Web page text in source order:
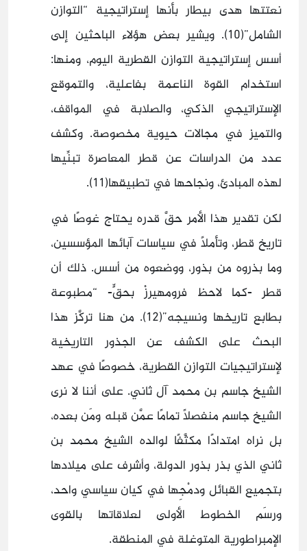
نعتتها هدى بيطار بأنها إستراتيجية “التوازن
الشامل”(10). ويشير بعض هؤلاء الباحثين إلى
أسس إستراتيجية التوازن القطرية اليوم، ومنها:
استخدام القوة الناعمة بفاعلية، والتموقع
الإستراتيجي الذكي، والصلابة في المواقف،
والتميز في مجالات حيوية مخصوصة. وكشف
عدد من الدراسات عن قطر المعاصرة تبنِّيها
لهذه المبادئ، ونجاحها في تطبيقها(11).
لكن تقدير هذا الأمر حقَّ قدره يحتاج غوصًا في
تاريخ قطر، وتأملًا في سياسات آبائها المؤسسين،
وما بذروه من بذور، ووضعوه من أسس. ذلك أن
قطر -كما لاحظ فرومهيرزْ بحقٍّ- “مطبوعة
بطابع تاريخها ونسيجه”(12). من هنا تركَّز هذا
البحث على الكشف عن الجذور التاريخية
لإستراتيجيات التوازن القطرية، خصوصًا في عهد
الشيخ جاسم بن محمد آل ثاني. على أننا لا نرى
الشيخ جاسم منفصلًا تمامًا عمَّن قبله ومَن بعده،
بل نراه امتدادًا مكثَّفًا لوالده الشيخ محمد بن
ثاني الذي بذر بذور الدولة، وأشرف على ميلادها
بتجميع القبائل ودمْجِها في كيان سياسي واحد،
ورسَم الخطوط الأولى لعلاقاتها بالقوى
الإمبراطورية المتوغلة في المنطقة.